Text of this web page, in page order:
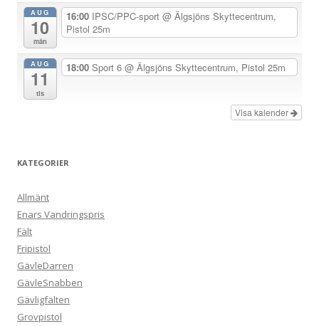
AUG
10
mån
16:00 IPSC/PPC-sport @ Älgsjöns Skyttecentrum,
Pistol 25m
AUG
11
tis
18:00 Sport 6 @ Älgsjöns Skyttecentrum, Pistol 25m
Visa kalender
KATEGORIER
Allmänt
Enars Vandringspris
Fält
Fripistol
GävleDarren
GävleSnabben
Gävligfälten
Grovpistol